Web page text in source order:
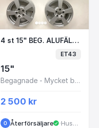
4 st 15" BEG. 4 st 15" BEG. ALUFÄLGAR VOLVO V70 5x108 6.5x15 ET43 65.1
ET43
15"
Begagnade - Mycket bra skick
2 500 kr
O Återförsäljare · Huskvarna